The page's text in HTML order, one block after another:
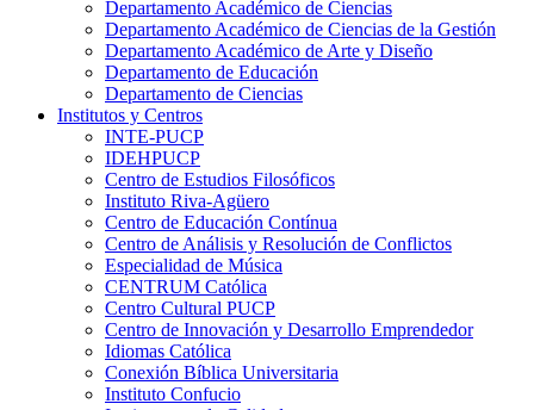
Departamento Académico de Ciencias
Departamento Académico de Ciencias de la Gestión
Departamento Académico de Arte y Diseño
Departamento de Educación
Departamento de Ciencias
Institutos y Centros
INTE-PUCP
IDEHPUCP
Centro de Estudios Filosóficos
Instituto Riva-Agüero
Centro de Educación Contínua
Centro de Análisis y Resolución de Conflictos
Especialidad de Música
CENTRUM Católica
Centro Cultural PUCP
Centro de Innovación y Desarrollo Emprendedor
Idiomas Católica
Conexión Bíblica Universitaria
Instituto Confucio